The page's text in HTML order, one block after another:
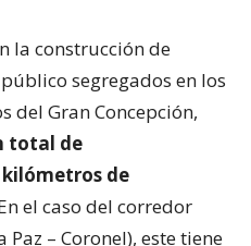
la construcción de
segregados en los
del Gran Concepción,
total de
de
el caso del corredor
Paz – Coronel), este tiene